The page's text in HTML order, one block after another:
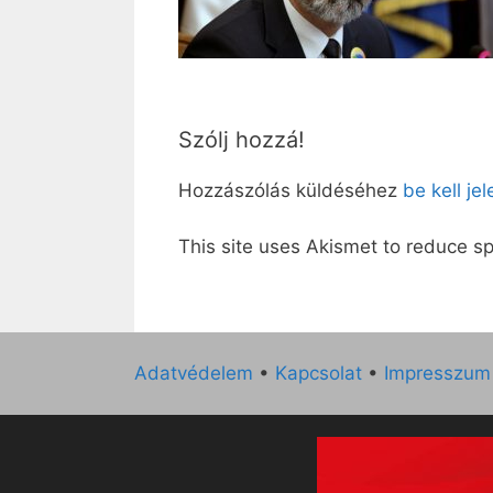
Szólj hozzá!
Hozzászólás küldéséhez be kell
This site uses Akismet to reduce
Adatvédelem • Kapcsolat • Impresszum